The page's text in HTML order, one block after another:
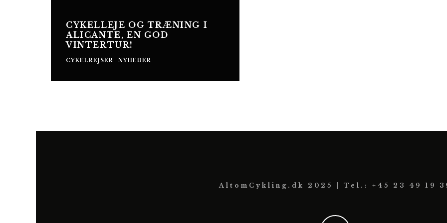
CYKELLEJE OG TRÆNING I
ALICANTE, EN GOD
VINTERTUR!
CYKELREJSER NYHEDER
AltomCykling.dk 2025 | Tel.: +45 23 49 19